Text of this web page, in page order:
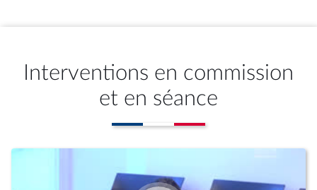
Interventions en commission
et en séance